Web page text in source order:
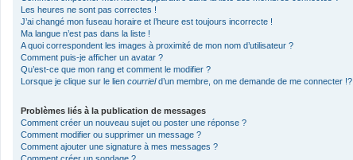
Les heures ne sont pas correctes !
J’ai changé mon fuseau horaire et l’heure est toujours incorrecte !
Ma langue n’est pas dans la liste !
A quoi correspondent les images à proximité de mon nom d’utilisateur ?
Comment puis-je afficher un avatar ?
Qu’est-ce que mon rang et comment le modifier ?
Lorsque je clique sur le lien courrield’un membre, on me demande de me connecter !?
Problèmes liés à la publication de messages
Comment créer un nouveau sujet ou poster une réponse ?
Comment modifier ou supprimer un message ?
Comment ajouter une signature à mes messages ?